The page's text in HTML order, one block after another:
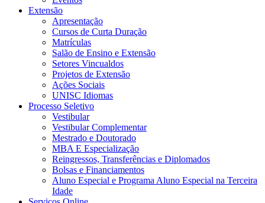
Extensão
Apresentação
Cursos de Curta Duração
Matrículas
Salão de Ensino e Extensão
Setores Vincualdos
Projetos de Extensão
Ações Sociais
UNISC Idiomas
Processo Seletivo
Vestibular
Vestibular Complementar
Mestrado e Doutorado
MBA E Especialização
Reingressos, Transferências e Diplomados
Bolsas e Financiamentos
Aluno Especial e Programa Aluno Especial na Terceira
Idade